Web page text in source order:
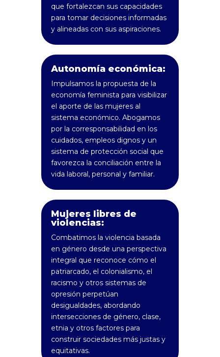
que fortalezcan sus capacidades
para tomar decisiones informadas
y alineadas con sus aspiraciones.
Autonomía económica:
Impulsamos la propuesta de la
economía feminista para visibilizar
el aporte de las mujeres al
sistema económico. Abogamos
por la corresponsabilidad en los
cuidados, empleos dignos y un
sistema de protección social que
favorezca la conciliación entre la
vida laboral, personal y familiar.
Mujeres libres de
violencias:
Combatimos la violencia basada
en género desde una perspectiva
integral que reconoce cómo el
patriarcado, el colonialismo, el
racismo y otros sistemas de
opresión perpetúan
desigualdades, abordando
intersecciones de género, clase,
etnia y otros factores para
construir sociedades más justas y
equitativas.